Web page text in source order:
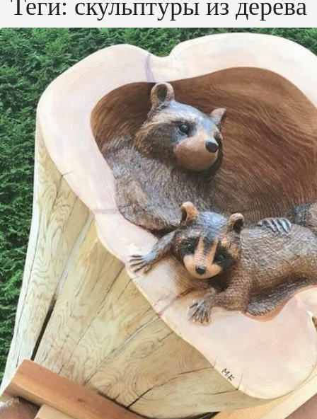
Теги: скульптуры из дерева